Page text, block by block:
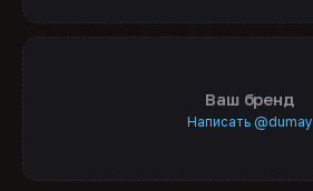
Ваш бренд
Написать @dumay